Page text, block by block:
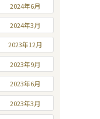
2024年6月
2024年3月
2023年12月
2023年9月
2023年6月
2023年3月